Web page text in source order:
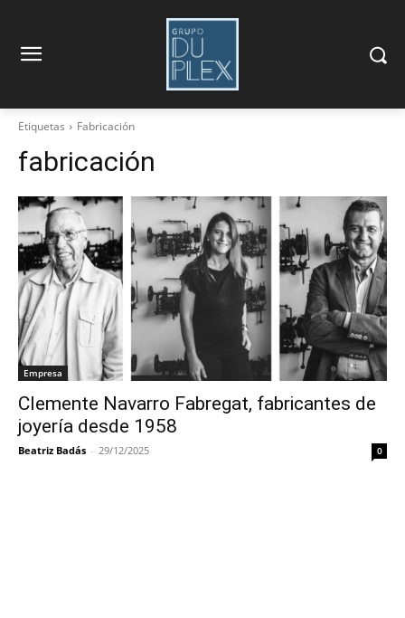
Etiquetas Fabricación
fabricación
Empresa
Clemente Navarro Fabregat, fabricantes de
joyería desde 1958
Beatriz Badás - 29/12/2025 0